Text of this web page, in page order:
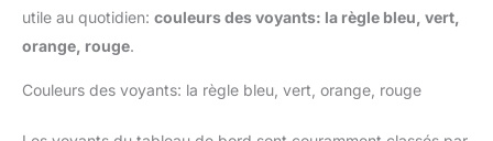
utile au quotidien: couleurs des voyants: la règle bleu, vert,
orange, rouge.
Couleurs des voyants: la règle bleu, vert, orange, rouge